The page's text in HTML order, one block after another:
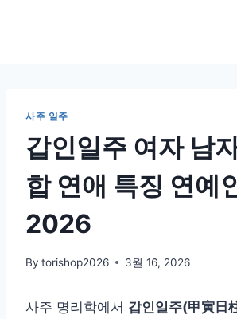
사주 일주
갑인일주 여자 남
합 연애 특징 연예
2026
By torishop2026 3월 16, 2026
사주 명리학에서 갑인일주(甲寅日